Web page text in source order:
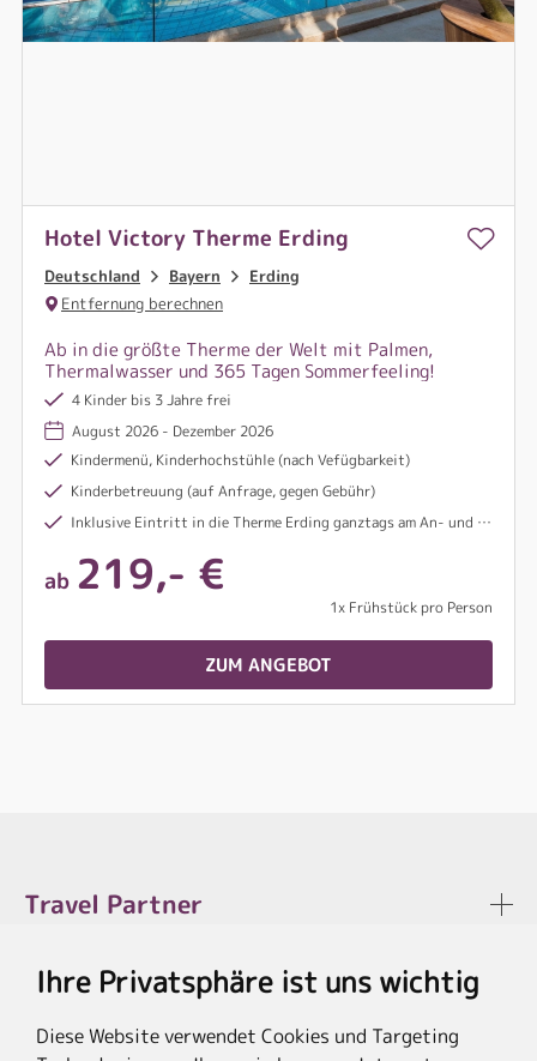
Ihre Privatsphäre ist uns wichtig
Diese Website verwendet Cookies und Targeting
Hotel Victory Therme Erding
Deutschland Bayern
Erding
Entfernung berechnen
Ab in die größte Therme der Welt mit Palmen,
Thermalwasser und 365 Tagen Sommerfeeling!
4 Kinder bis 3 Jahre frei
August 2026 - Dezember 2026
Kindermenü, Kinderhochstühle (nach Vefügbarkeit)
Kinderbetreuung (auf Anfrage, gegen Gebühr)
Inklusive Eintritt in die Therme Erding ganztags am An- und Abreisetag (ohne Sauna und VitalOase)
ab 219,- €
1x Frühstück pro Person
ZUM ANGEBOT
Travel Partner
Rechtliches